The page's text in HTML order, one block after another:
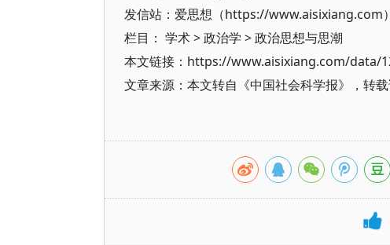
发信站：爱思想（https://www.aisixiang.com）
栏目： 学术>政治学 >政治思想与思潮
本文链接：https://www.aisixiang.com/data/
文章来源：本文转自《中国社会科学报》，转